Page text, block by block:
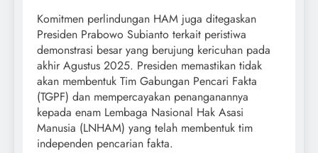
Komitmen perlindungan HAM juga ditegaskan
Presiden Prabowo Subianto terkait peristiwa
demonstrasi besar yang berujung kericuhan pada
akhir Agustus 2025. Presiden memastikan tidak
akan membentuk Tim Gabungan Pencari Fakta
(TGPF) dan mempercayakan penanganannya
kepada enam Lembaga Nasional Hak Asasi
Manusia (LNHAM) yang telah membentuk tim
independen pencarian fakta.